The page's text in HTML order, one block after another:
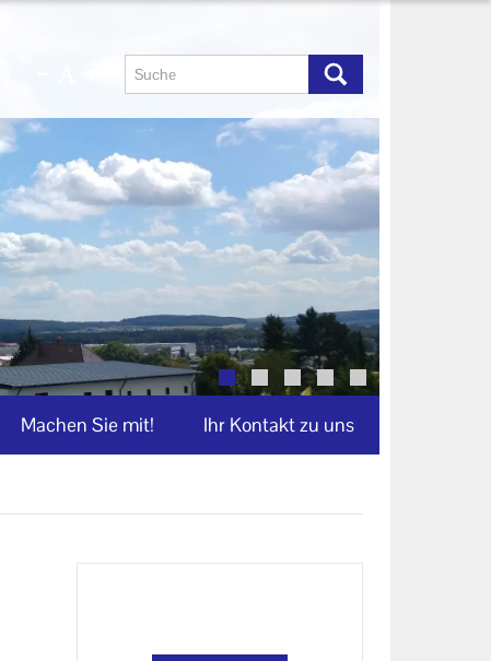
Machen Sie mit! Ihr Kontakt zu uns